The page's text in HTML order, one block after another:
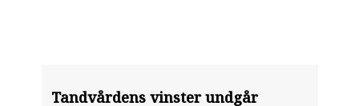
Tandvårdens vinster undgår